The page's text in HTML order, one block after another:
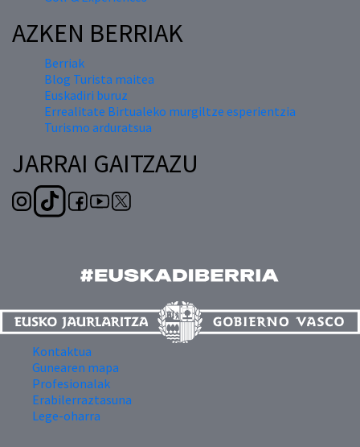
AZKEN BERRIAK
Berriak
Blog Turista maitea
Euskadiri buruz
Errealitate Birtualeko murgiltze esperientzia
Turismo arduratsua
JARRAI GAITZAZU
Kontaktua
Gunearen mapa
Profesionalak
Erabilerraztasuna
Lege-oharra